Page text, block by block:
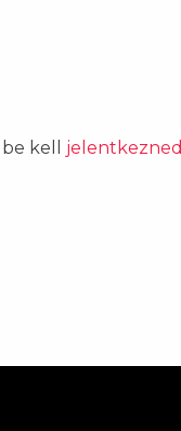
kell jelentkezned